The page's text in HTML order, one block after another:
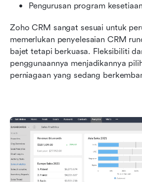
Pengurusan program
Zoho CRM sangat sesuai untuk
memerlukan penyelesaian CRM
bajet tetapi berkuasa. Fleksibiliti
penggunaannya menjadikannya
perniagaan yang sedang